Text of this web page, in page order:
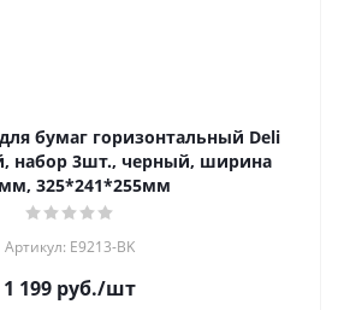
бумаг горизонтальный Deli
набор 3шт., черный, ширина
325*241*255мм
Артикул: E9213-BK
1 199 руб./шт